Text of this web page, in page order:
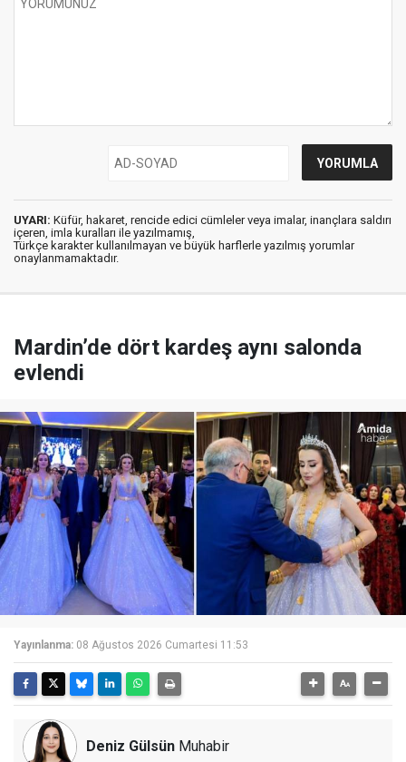
UYARI: Küfür, hakaret, rencide edici cümleler veya imalar, inançlara saldırı
içeren, imla kuralları ile yazılmamış,
Türkçe karakter kullanılmayan ve büyük harflerle yazılmış yorumlar
onaylanmamaktadır.
Mardin’de dört kardeş aynı salonda
evlendi
Yayınlanma: 08 Ağustos 2026 Cumartesi 11:53
Deniz Gülsün Muhabir